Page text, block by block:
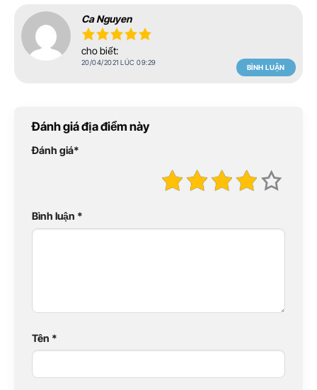
Ca Nguyen
cho biết:
20/04/2021 LÚC 09:29
BÌNH LUẬN
Đánh giá địa điểm này
Đánh giá*
Bình luận *
Tên *